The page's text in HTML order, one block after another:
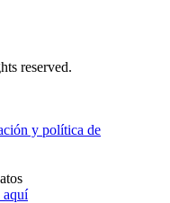
reserved.
y política de
aquí